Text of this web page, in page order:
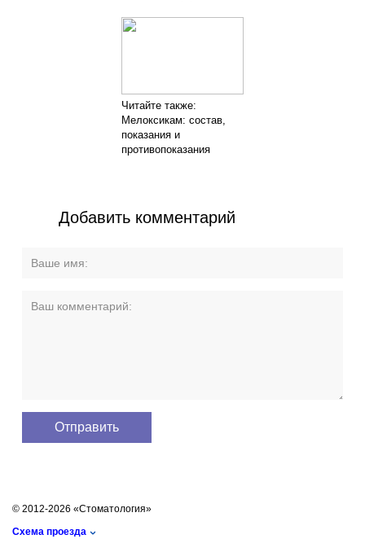
Читайте также:
Мелоксикам: состав,
показания и
противопоказания
Добавить комментарий
© 2012-2026 «Стоматология»
Схема проезда